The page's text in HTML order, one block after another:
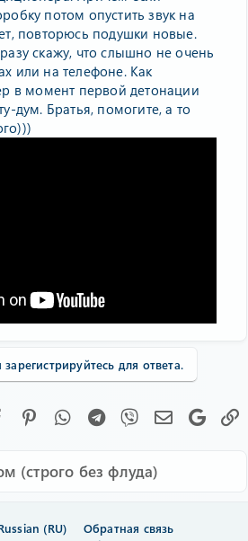
потом опустить звук на
повторюсь подушки новые.
скажу, что слышно не очень
или на телефоне. Как
в момент первой детонации
дум. Братья, помогите, а то
для ответа.
FacebookPinterestWhatsAppTelegram
Viber
(строго без флуда)
(RU)
Обратная связь